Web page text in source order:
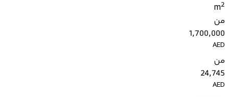
m2
من
1,700,000
AED
من
24,745
AED